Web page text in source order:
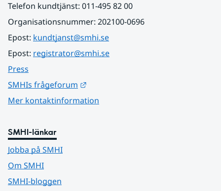
Telefon kundtjänst: 011-495 82 00
Organisationsnummer: 202100-0696
Epost: kundtjanst@smhi.se
Epost: registrator@smhi.se
Press
SMHIs frågeforum
Mer kontaktinformation
SMHI-länkar
Jobba på SMHI
Om SMHI
SMHI-bloggen